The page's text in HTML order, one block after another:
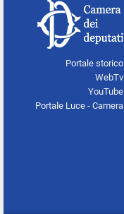
Portale storico
WebTv
YouTube
Portale Luce - Camera